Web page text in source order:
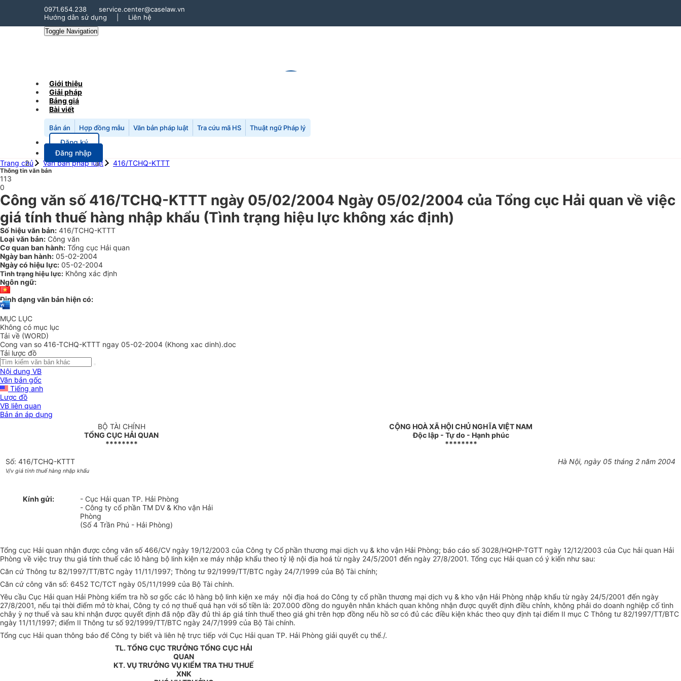
0971.654.238
service.center@caselaw.vn
Hướng dẫn sử dụng
Liên hệ
Toggle Navigation
Giới thiệu
Giải pháp
Bảng giá
Bài viết
Bản án Hợp đồng mẫu Văn bản pháp luật Tra cứu mã HS Thuật ngữ Pháp lý
Đăng ký
Đăng nhập
Trang chủ
Văn bản pháp luật 416/TCHQ-KTTT
Thông tin văn bản
113
0
Công văn số 416/TCHQ-KTTT ngày 05/02/2004 Ngày 05/02/2004 của Tổng cục Hải quan về việc
giá tính thuế hàng nhập khẩu (Tình trạng hiệu lực không xác định)
Số hiệu văn bản: 416/TCHQ-KTTT
Loại văn bản: Công văn
Cơ quan ban hành: Tổng cục Hải quan
Ngày ban hành: 05-02-2004
Ngày có hiệu lực: 05-02-2004
Tình trạng hiệu lực: Không xác định
Ngôn ngữ:
Định dạng văn bản hiện có:
MỤC LỤC
Không có mục lục
Tải về (WORD)
Cong van so 416-TCHQ-KTTT ngay 05-02-2004 (Khong xac dinh).doc
Tải lược đồ
Nội dung VB
Văn bản gốc
Tiếng anh
Lược đồ
VB liên quan
Bản án áp dụng
BỘ TÀI CHÍNH
TỔNG CỤC HẢI QUAN
********
CỘNG HOÀ XÃ HỘI CHỦ NGHĨA VIỆT NAM
Độc lập - Tự do - Hạnh phúc
********
Số: 416/TCHQ-KTTT
V/v giá tính thuế hàng nhập khẩu
Hà Nội, ngày 05 tháng 2 năm 2004
Kính gửi:
- Cục Hải quan TP. Hải Phòng
- Công ty cổ phần TM DV & Kho vận Hải
Phòng
(Số 4 Trần Phú - Hải Phòng)
Tổng cục Hải quan nhận được công văn số 466/CV ngày 19/12/2003 của Công ty Cổ phần thương mại dịch vụ & kho vận Hải Phòng; báo cáo số 3028/HQHP-TGTT ngày 12/12/2003 của Cục hải quan Hải
Phòng về việc truy thu giá tính thuế các lô hàng bộ linh kiện xe máy nhập khẩu theo tỷ lệ nội địa hoá từ ngày 24/5/2001 đến ngày 27/8/2001. Tổng cục Hải quan có ý kiến như sau:
Căn cứ Thông tư 82/1997/TT/BTC ngày 11/11/1997; Thông tư 92/1999/TT/BTC ngày 24/7/1999 của Bộ Tài chính;
Căn cứ công văn số: 6452 TC/TCT ngày 05/11/1999 của Bộ Tài chính.
Yêu cầu Cục Hải quan Hải Phòng kiểm tra hồ sơ gốc các lô hàng bộ linh kiện xe máy nội địa hoá do Công ty cổ phần thương mại dịch vụ & kho vận Hải Phòng nhập khẩu từ ngày 24/5/2001 đến ngày
27/8/2001, nếu tại thời điểm mở tờ khai, Công ty có nợ thuế quá hạn với số tiền là: 207.000 đồng do nguyên nhân khách quan không nhận được quyết định điều chỉnh, không phải do doanh nghiệp cố tình
chây ỳ nợ thuế và sau khi nhận được quyết định đã nộp đầy đủ thì áp giá tính thuế theo giá ghi trên hợp đồng nếu hồ sơ có đủ các điều kiện khác theo quy định tại điểm II mục C Thông tư 82/1997/TT/BTC
ngày 11/11/1997; điểm II Thông tư số 92/1999/TT/BTC ngày 24/7/1999 của Bộ Tài chính.
Tổng cục Hải quan thông báo để Công ty biết và liên hệ trực tiếp với Cục Hải quan TP. Hải Phòng giải quyết cụ thể./.
TL. TỔNG CỤC TRƯỞNG TỔNG CỤC HẢI
QUAN
KT. VỤ TRƯỞNG VỤ KIỂM TRA THU THUẾ
XNK